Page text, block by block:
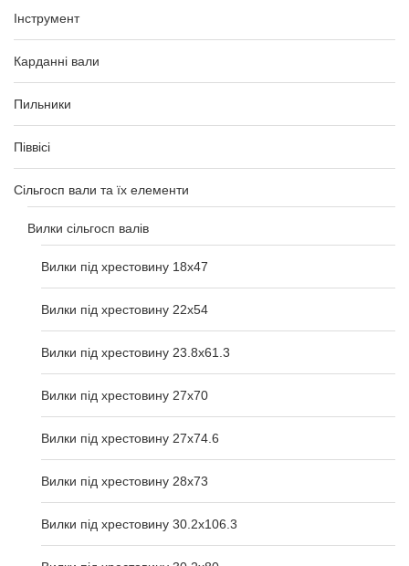
Інструмент
Карданні вали
Пильники
Піввісі
Сільгосп вали та їх елементи
Вилки сільгосп валів
Вилки під хрестовину 18х47
Вилки під хрестовину 22х54
Вилки під хрестовину 23.8х61.3
Вилки під хрестовину 27x70
Вилки під хрестовину 27x74.6
Вилки під хрестовину 28x73
Вилки під хрестовину 30.2x106.3